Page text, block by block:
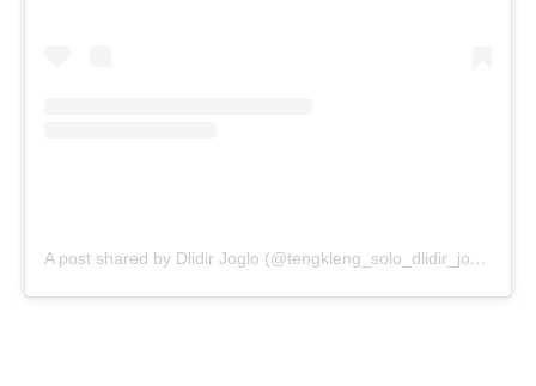
A post shared by Dlidir Joglo (@tengkleng_solo_dlidir_joglo)